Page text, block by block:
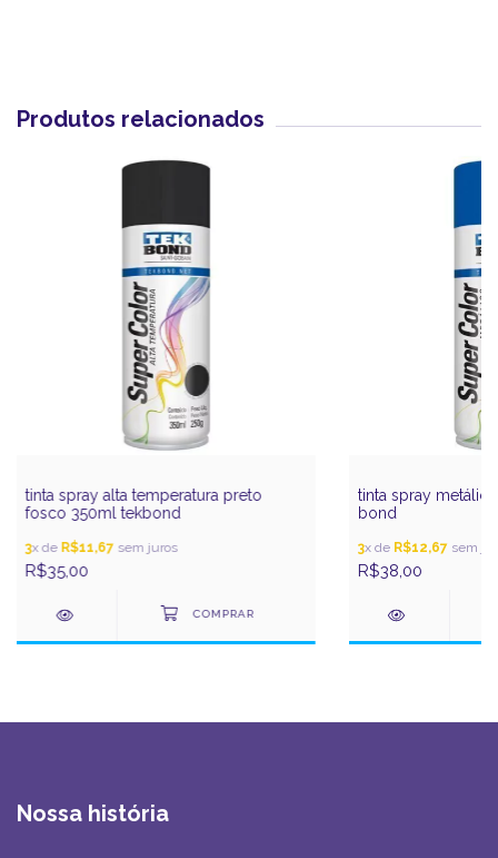
Produtos relacionados
tinta spray alta temperatura preto
fosco 350ml tekbond
3x de R$11,67sem juros
R$35,00
tinta spray
bond
3x de R$12,67sem
R$38,00
Nossa história